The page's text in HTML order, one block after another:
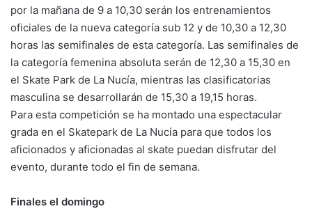
por la mañana de 9 a 10,30 serán los entrenamientos
oficiales de la nueva categoría sub 12 y de 10,30 a 12,30
horas las semifinales de esta categoría. Las semifinales de
la categoría femenina absoluta serán de 12,30 a 15,30 en
el Skate Park de La Nucía, mientras las clasificatorias
masculina se desarrollarán de 15,30 a 19,15 horas.
Para esta competición se ha montado una espectacular
grada en el Skatepark de La Nucía para que todos los
aficionados y aficionadas al skate puedan disfrutar del
evento, durante todo el fin de semana.
Finales el domingo